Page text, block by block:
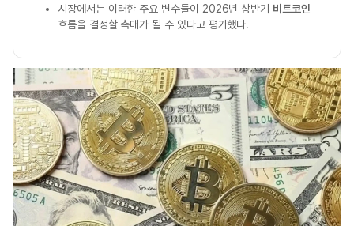
시장에서는 이러한 주요 변수들이 2026년 상반기 비트코인
흐름을 결정할 촉매가 될 수 있다고 평가했다.